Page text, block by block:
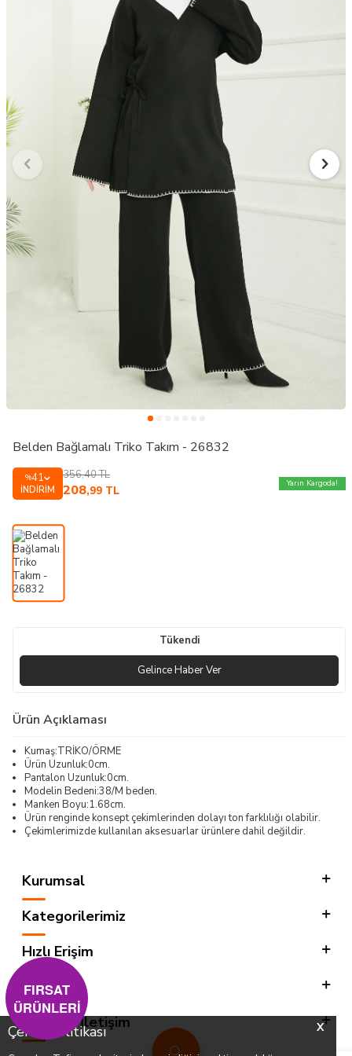
X
Çerez Politikası
Belden Bağlamalı Triko Takım - 26832
%41
İNDIRIM
356,40TL
208,99 TL
Yarın Kargoda!
Tükendi
Gelince Haber Ver
Ürün Açıklaması
Kumaş:TRİKO/ÖRME
Ürün Uzunluk:0cm.
Pantalon Uzunluk:0cm.
Modelin Bedeni:38/M beden.
Manken Boyu:1.68cm.
Ürün renginde konsept çekimlerinden dolayı ton farklılığı olabilir.
Çekimlerimizde kullanılan aksesuarlar ürünlere dahil değildir.
Kurumsal
Kategorilerimiz
Hızlı Erişim
Sosyal
Adres & İletişim
FIRSAT
ÜRÜNLERİ